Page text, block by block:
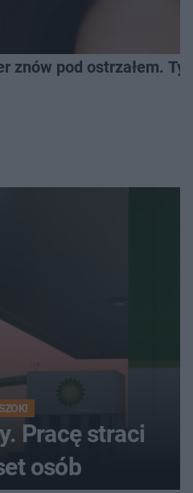
znów pod ostrzałem.
Pracę straci
osób